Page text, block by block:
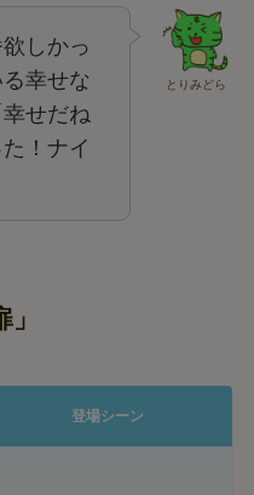
とりみどら
しかっ
幸せな
せだね
！ナイ
登場シーン